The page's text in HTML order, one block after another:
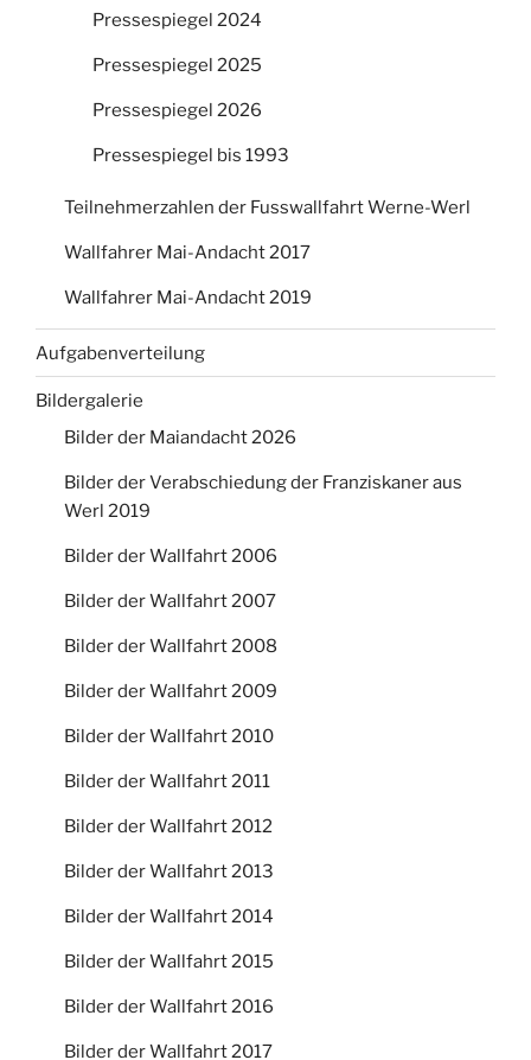
Pressespiegel 2024
Pressespiegel 2025
Pressespiegel 2026
Pressespiegel bis 1993
Teilnehmerzahlen der Fusswallfahrt Werne-Werl
Wallfahrer Mai-Andacht 2017
Wallfahrer Mai-Andacht 2019
Aufgabenverteilung
Bildergalerie
Bilder der Maiandacht 2026
Bilder der Verabschiedung der Franziskaner aus
Werl 2019
Bilder der Wallfahrt 2006
Bilder der Wallfahrt 2007
Bilder der Wallfahrt 2008
Bilder der Wallfahrt 2009
Bilder der Wallfahrt 2010
Bilder der Wallfahrt 2011
Bilder der Wallfahrt 2012
Bilder der Wallfahrt 2013
Bilder der Wallfahrt 2014
Bilder der Wallfahrt 2015
Bilder der Wallfahrt 2016
Bilder der Wallfahrt 2017